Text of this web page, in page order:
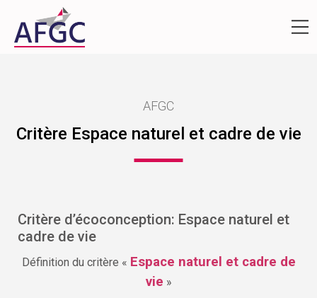
AFGC
Critère Espace naturel et cadre de vie
Critère d’écoconception: Espace naturel et
cadre de vie
Définition du critère « Espace naturel et cadre de
vie »